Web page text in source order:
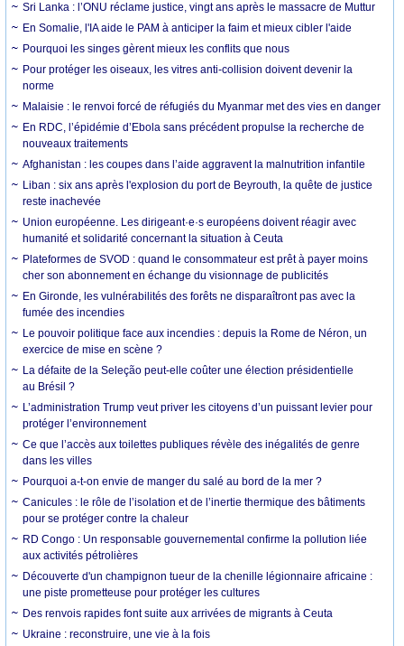
Sri Lanka : l’ONU réclame justice, vingt ans après le massacre de Muttur
En Somalie, l'IA aide le PAM à anticiper la faim et mieux cibler l'aide
Pourquoi les singes gèrent mieux les conflits que nous
Pour protéger les oiseaux, les vitres anti-collision doivent devenir la
norme
Malaisie : le renvoi forcé de réfugiés du Myanmar met des vies en danger
En RDC, l’épidémie d’Ebola sans précédent propulse la recherche de
nouveaux traitements
Afghanistan : les coupes dans l’aide aggravent la malnutrition infantile
Liban : six ans après l'explosion du port de Beyrouth, la quête de justice
reste inachevée
Union européenne. Les dirigeant·e·s européens doivent réagir avec
humanité et solidarité concernant la situation à Ceuta
Plateformes de SVOD : quand le consommateur est prêt à payer moins
cher son abonnement en échange du visionnage de publicités
En Gironde, les vulnérabilités des forêts ne disparaîtront pas avec la
fumée des incendies
Le pouvoir politique face aux incendies : depuis la Rome de Néron, un
exercice de mise en scène ?
La défaite de la Seleção peut-elle coûter une élection présidentielle
au Brésil ?
L’administration Trump veut priver les citoyens d’un puissant levier pour
protéger l’environnement
Ce que l’accès aux toilettes publiques révèle des inégalités de genre
dans les villes
Pourquoi a-t-on envie de manger du salé au bord de la mer ?
Canicules : le rôle de l’isolation et de l’inertie thermique des bâtiments
pour se protéger contre la chaleur
RD Congo : Un responsable gouvernemental confirme la pollution liée
aux activités pétrolières
Découverte d'un champignon tueur de la chenille légionnaire africaine :
une piste prometteuse pour protéger les cultures
Des renvois rapides font suite aux arrivées de migrants à Ceuta
Ukraine : reconstruire, une vie à la fois